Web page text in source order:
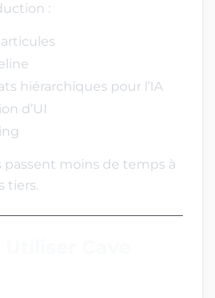
:
hiérarchiques pour l’IA
d’UI
passent moins de temps à
tiers.